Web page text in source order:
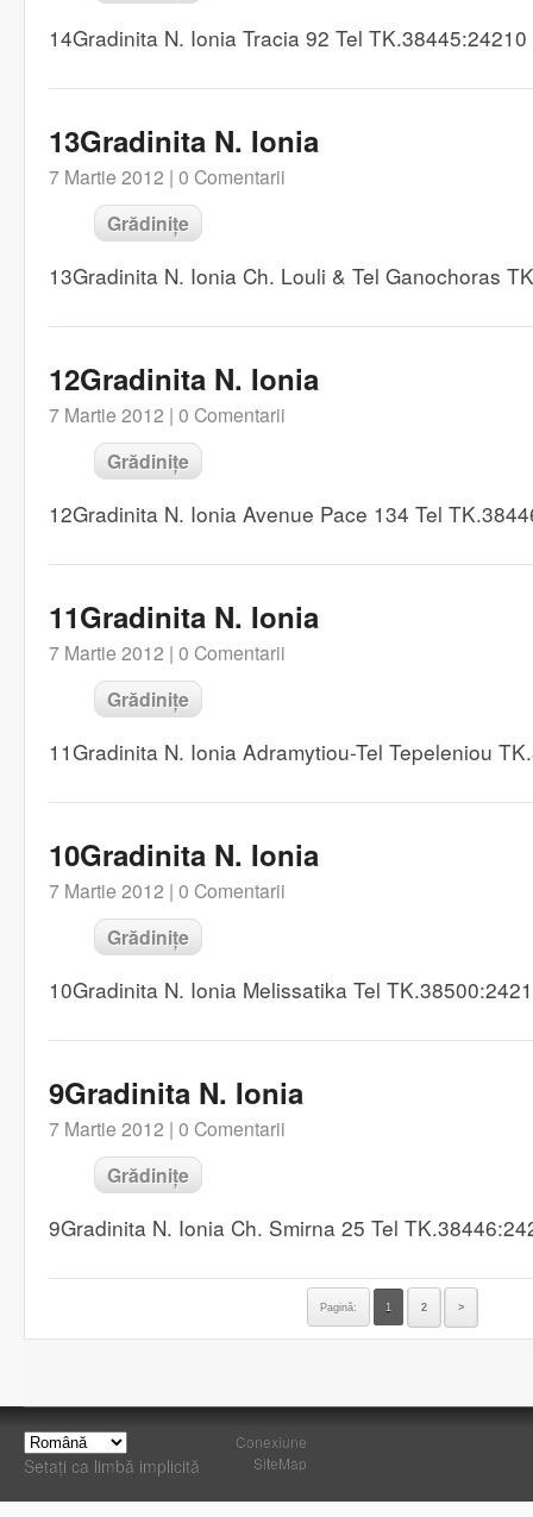
14Gradinita N. Ionia Tracia 92 Tel
13Gradinita N. Ionia
7 Martie 2012 | 0 Comentarii
Grădinițe
13Gradinita N. Ionia Ch. Louli & Tel Ganochoras
12Gradinita N. Ionia
7 Martie 2012 | 0 Comentarii
Grădinițe
12Gradinita N. Ionia Avenue Pace 134 Tel
11Gradinita N. Ionia
7 Martie 2012 | 0 Comentarii
Grădinițe
11Gradinita N. Ionia Adramytiou-Tel Tepeleniou
10Gradinita N. Ionia
7 Martie 2012 | 0 Comentarii
Grădinițe
10Gradinita N. Ionia Melissatika Tel
9Gradinita N. Ionia
7 Martie 2012 | 0 Comentarii
Grădinițe
9Gradinita N. Ionia Ch. Smirna 25 Tel
Pagină: 1 2 >
Setați ca limbă implicită
Conexiune
SiteMap